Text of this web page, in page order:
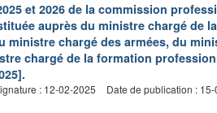
et 2026 de la commission
auprès du ministre chargé de
ministre chargé des armées, du
chargé de la formation
: 12-02-2025 Date de publication :